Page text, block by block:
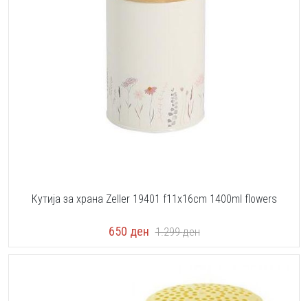
Кутија за храна Zeller 19401 f11x16cm 1400ml flowers
650 ден 1.299ден